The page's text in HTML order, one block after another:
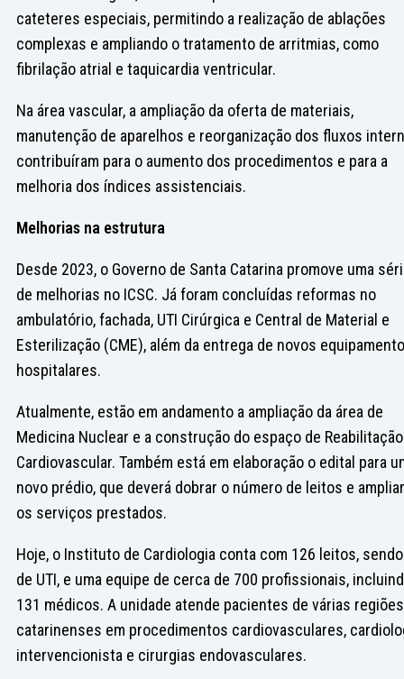
cateteres especiais, permitindo a realização de ablações
complexas e ampliando o tratamento de arritmias, como
fibrilação atrial e taquicardia ventricular.
Na área vascular, a ampliação da oferta de materiais,
manutenção de aparelhos e reorganização dos fluxos
contribuíram para o aumento dos procedimentos e para a
melhoria dos índices assistenciais.
Melhorias na estrutura
Desde 2023, o Governo de Santa Catarina promove uma
de melhorias no ICSC. Já foram concluídas reformas no
ambulatório, fachada, UTI Cirúrgica e Central de Material e
Esterilização (CME), além da entrega de novos
hospitalares.
Atualmente, estão em andamento a ampliação da área de
Medicina Nuclear e a construção do espaço de Reabilitação
Cardiovascular. Também está em elaboração o edital para
novo prédio, que deverá dobrar o número de leitos e ampliar
os serviços prestados.
Hoje, o Instituto de Cardiologia conta com 126 leitos,
de UTI, e uma equipe de cerca de 700 profissionais,
131 médicos. A unidade atende pacientes de várias regiões
catarinenses em procedimentos cardiovasculares,
intervencionista e cirurgias endovasculares.